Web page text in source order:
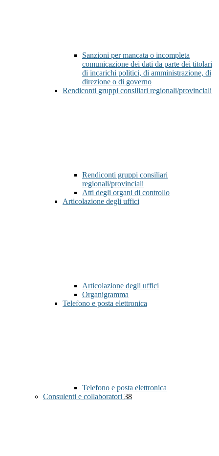
Sanzioni per mancata o incompleta
comunicazione dei dati da parte dei titolari
di incarichi politici, di amministrazione, di
direzione o di governo
Rendiconti gruppi consiliari regionali/provinciali
Rendiconti gruppi consiliari
regionali/provinciali
Atti degli organi di controllo
Articolazione degli uffici
Articolazione degli uffici
Organigramma
Telefono e posta elettronica
Telefono e posta elettronica
Consulenti e collaboratori 38